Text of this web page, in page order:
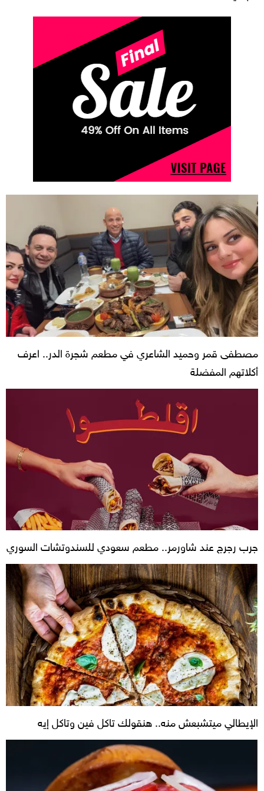
مصطفى قمر وحميد الشاعري في مطعم شجرة الدر.. اعرف
أكلاتهم المفضلة
جرب رجرج عند شاورمر.. مطعم سعودي للسندوتشات السوري
الإيطالي ميتشبعش منه.. هنقولك تاكل فين وتاكل إيه